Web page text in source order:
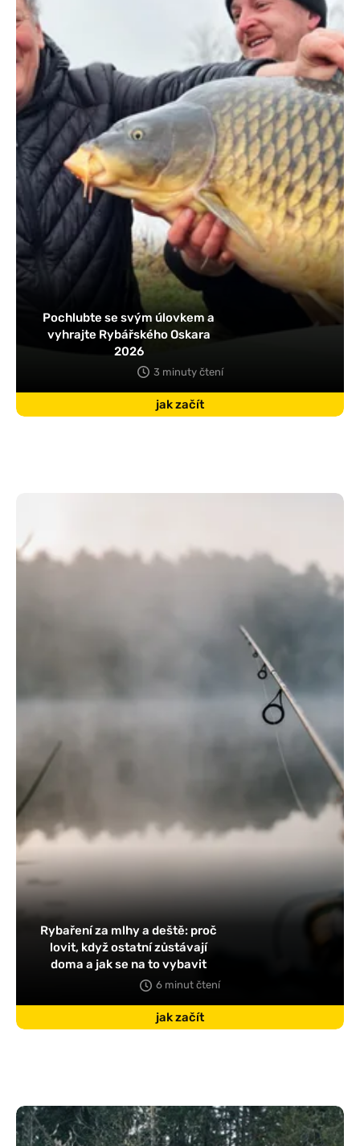
jak začít
Pochlubte se svým úlovkem a
vyhrajte Rybářského Oskara
2026
3 minuty čtení
jak začít
Rybaření za mlhy a deště: proč
lovit, když ostatní zůstávají
doma a jak se na to vybavit
6 minut čtení